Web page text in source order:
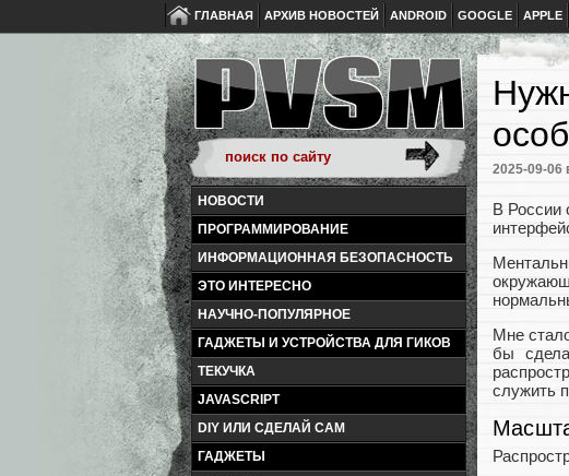
ГЛАВНАЯ АРХИВ НОВОСТЕЙ ANDROID GOOGLE APPLE
НОВОСТИ
ПРОГРАММИРОВАНИЕ
ИНФОРМАЦИОННАЯ БЕЗОПАСНОСТЬ
ЭТО ИНТЕРЕСНО
НАУЧНО-ПОПУЛЯРНОЕ
ГАДЖЕТЫ И УСТРОЙСТВА ДЛЯ ГИКОВ
ТЕКУЧКА
JAVASCRIPT
DIY ИЛИ СДЕЛАЙ САМ
ГАДЖЕТЫ
2025-09-06
В России
Мне
бы
служить